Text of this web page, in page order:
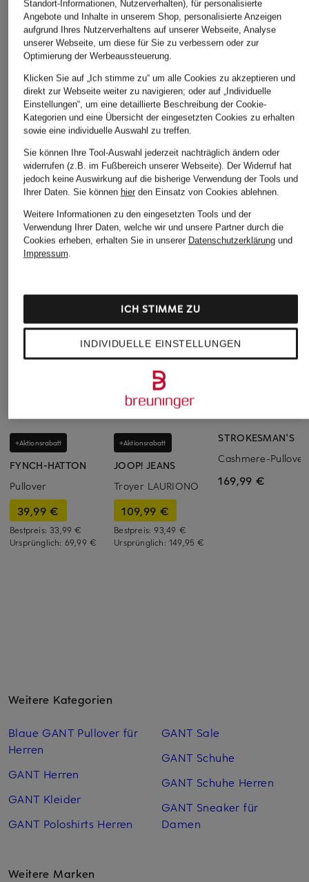
ÄHNLICHE ARTIKEL ENTDECKEN
+Aktionsrabatt
FYNCH-HATTON
Pullover
39,99 €
Bestpreis:33,99 €
Ursprünglich: 69,99 €
+Aktionsrabatt
JOOP! JEANS
Troyer LAURIONO
109,99 €
Bestpreis:93,49 €
Ursprünglich: 149,95 €
STROKESMAN'S
Cashmere-Pullover
169,99 €
Weitere Kategorien
Blaue GANT Pullover für
Herren
GANT Herren
GANT Kleider
GANT Poloshirts Herren
GANT Sale
GANT Schuhe
GANT Schuhe Herren
GANT Sneaker für
Damen
Weitere Marken
Standort-Informationen, Nutzerverhalten), für personalisierte
Angebote und Inhalte in unserem Shop, personalisierte Anzeigen
aufgrund Ihres Nutzerverhaltens auf unserer Webseite, Analyse
unserer Webseite, um diese für Sie zu verbessern oder zur
Optimierung der Werbeaussteuerung.
Klicken Sie auf „Ich stimme zu“ um alle Cookies zu akzeptieren und
direkt zur Webseite weiter zu navigieren; oder auf „Individuelle
Einstellungen“, um eine detaillierte Beschreibung der Cookie-
Kategorien und eine Übersicht der eingesetzten Cookies zu erhalten
sowie eine individuelle Auswahl zu treffen.
Sie können Ihre Tool-Auswahl jederzeit nachträglich ändern oder
widerrufen (z.B. im Fußbereich unserer Webseite). Der Widerruf hat
jedoch keine Auswirkung auf die bisherige Verwendung der Tools und
Ihrer Daten. Sie können hierden Einsatz von Cookies ablehnen.
Weitere Informationen zu den eingesetzten Tools und der
Verwendung Ihrer Daten, welche wir und unsere Partner durch die
Cookies erheben, erhalten Sie in unserer Datenschutzerklärungund
Impressum.
INDIVIDUELLE EINSTELLUNGEN
ICH STIMME ZU